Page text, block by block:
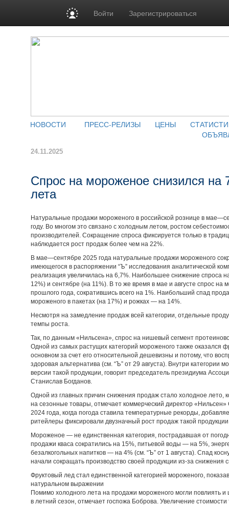
Войти Зарегистрироваться
НОВОСТИ ПРЕСС-РЕЛИЗЫ ЦЕНЫ
24.11.2025
Спрос на мороженое снизился на
лета
Натуральные продажи мороженого в российской рознице в
году. Во многом это связано с холодным летом, ростом
производителей. Сокращение спроса фиксируется только в
наблюдается рост продаж более чем на 22%.
В мае—сентябре 2025 года натуральные продажи мороженого
имеющегося в распоряжении “Ъ” исследования аналитической
реализация увеличилась на 6,7%. Наибольшее снижение спроса
12%) и сентябре (на 11%). В то же время в мае и августе спрос
прошлого года, сократившись всего на 1%. Наибольший спад
мороженого в пакетах (на 17%) и рожках — на 14%.
Несмотря на замедление продаж всей категории, отдельные
темпы роста.
Так, по данным «Нильсена», спрос на нишевый сегмент
Одной из самых растущих категорий мороженого также оказался
основном за счет его относительной дешевизны и потому, что
здоровая альтернатива (см. “Ъ” от 29 августа). Внутри категории
версии такой продукции, говорит председатель президиума
Станислав Богданов.
Одной из главных причин снижения продаж стало холодное лето,
на сезонные товары, отмечает коммерческий директор
2024 года, когда погода ставила температурные рекорды,
ритейлеры фиксировали двузначный рост продаж такой
Мороженое — не единственная категория, пострадавшая от
продажи кваса сократились на 15%, питьевой воды — на 5%,
безалкогольных напитков — на 4% (см. “Ъ” от 1 августа). Спад
начали сокращать производство своей продукции из-за снижения
Фруктовый лед стал единственной категорией мороженого,
натуральном выражении
Помимо холодного лета на продажи мороженого могли повлиять
в летний сезон, отмечает госпожа Боброва. Увеличение